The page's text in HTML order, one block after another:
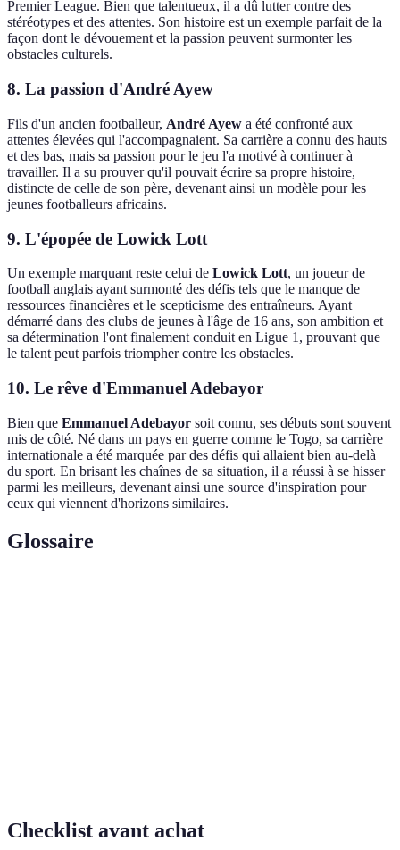
Premier League. Bien que talentueux, il a dû lutter contre des
stéréotypes et des attentes. Son histoire est un exemple parfait de la
façon dont le dévouement et la passion peuvent surmonter les
obstacles culturels.
8. La passion d'André Ayew
Fils d'un ancien footballeur, André Ayew a été confronté aux
attentes élevées qui l'accompagnaient. Sa carrière a connu des hauts
et des bas, mais sa passion pour le jeu l'a motivé à continuer à
travailler. Il a su prouver qu'il pouvait écrire sa propre histoire,
distincte de celle de son père, devenant ainsi un modèle pour les
jeunes footballeurs africains.
9. L'épopée de Lowick Lott
Un exemple marquant reste celui de Lowick Lott, un joueur de
football anglais ayant surmonté des défis tels que le manque de
ressources financières et le scepticisme des entraîneurs. Ayant
démarré dans des clubs de jeunes à l'âge de 16 ans, son ambition et
sa détermination l'ont finalement conduit en Ligue 1, prouvant que
le talent peut parfois triompher contre les obstacles.
10. Le rêve d'Emmanuel Adebayor
Bien que Emmanuel Adebayor soit connu, ses débuts sont souvent
mis de côté. Né dans un pays en guerre comme le Togo, sa carrière
internationale a été marquée par des défis qui allaient bien au-delà
du sport. En brisant les chaînes de sa situation, il a réussi à se hisser
parmi les meilleurs, devenant ainsi une source d'inspiration pour
ceux qui viennent d'horizons similaires.
Glossaire
Checklist avant achat